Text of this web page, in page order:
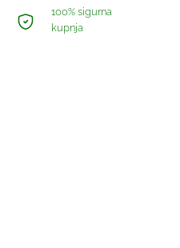
100% sigurna
kupnja